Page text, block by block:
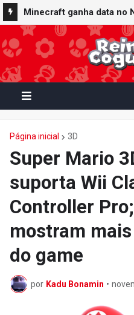
Minecraft ganha data no
Super Mario Mash-Up
gráfica exclusiva
Página inicial 3D
Super Mario
suporta Wii
Controller
mostram
do game
por Kadu Bonamin •